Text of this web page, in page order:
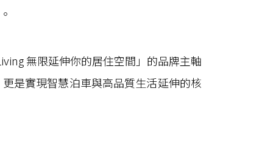
無限延伸你的居住空間」的品牌主軸
是實現智慧泊車與高品質生活延伸的核